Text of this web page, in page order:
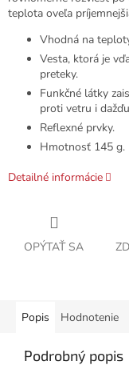
teplota oveľa
Vhodná na
Vesta, ktorá je
preteky.
Funkčné látky
proti vetru i
Reflexné prvky.
Hmotnosť 145 g.
Detailné informácie
OPÝTAŤ SA
Popis Hodnotenie
Podrobný popis